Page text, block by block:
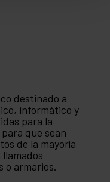
destinado a
informático y
para la
que sean
de la mayoría
o armarios.